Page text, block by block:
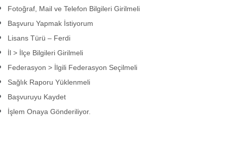
Fotoğraf, Mail ve Telefon Bilgileri Girilmeli
Başvuru Yapmak İstiyorum
Lisans Türü – Ferdi
İl > İlçe Bilgileri Girilmeli
Federasyon > İlgili Federasyon Seçilmeli
Sağlık Raporu Yüklenmeli
Başvuruyu Kaydet
İşlem Onaya Gönderiliyor.